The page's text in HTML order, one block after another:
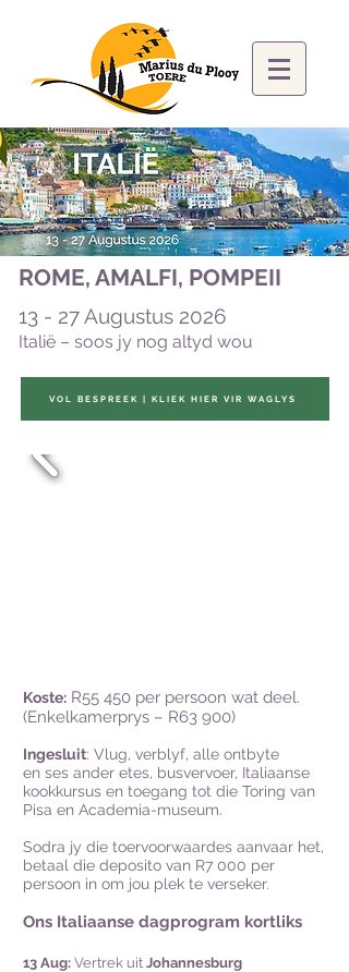
Waar drome waar word...
Italië:
TOSKANE, CINQUE TERRE,
ROME, AMALFI, POMPEII
13 - 27 Augustus 2026
Italië – soos jy nog altyd wou
VOL BESPREEK | KLIEK HIER VIR WAGLYS
Koste: R55 450 per persoon wat deel.
(Enkelkamerprys – R63 900)
Ingesluit: Vlug, verblyf, alle ontbyte
en ses ander etes, busvervoer, Italiaanse
kookkursus en toegang tot die Toring van
Pisa en Academia-museum.
Sodra jy die toervoorwaardes aanvaar het,
betaal die deposito van R7 000 per
persoon in om jou plek te verseker.
Ons Italiaanse dagprogram kortliks
13 Aug: Vertrek uit Johannesburg